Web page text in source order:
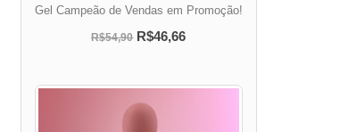
Gel Campeão de Vendas em Promoção!
R$54,90 R$46,66